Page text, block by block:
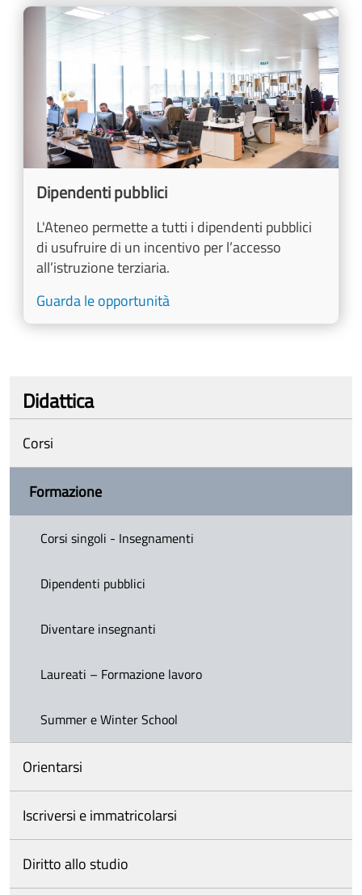
Image
Dipendenti pubblici
L'Ateneo permette a tutti i dipendenti pubblici
di usufruire di un incentivo per l’accesso
all’istruzione terziaria.
Guarda le opportunità
Didattica
Corsi
Formazione
Corsi singoli - Insegnamenti
Dipendenti pubblici
Diventare insegnanti
Laureati – Formazione lavoro
Summer e Winter School
Orientarsi
Iscriversi e immatricolarsi
Diritto allo studio